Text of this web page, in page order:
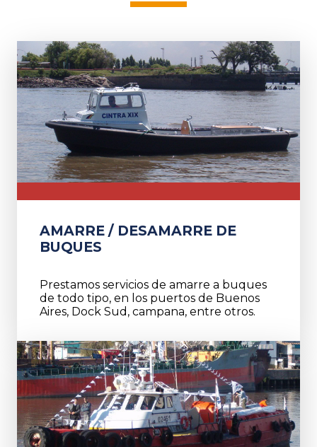
AMARRE / DESAMARRE DE
BUQUES
Prestamos servicios de amarre a buques
de todo tipo, en los puertos de Buenos
Aires, Dock Sud, campana, entre otros.